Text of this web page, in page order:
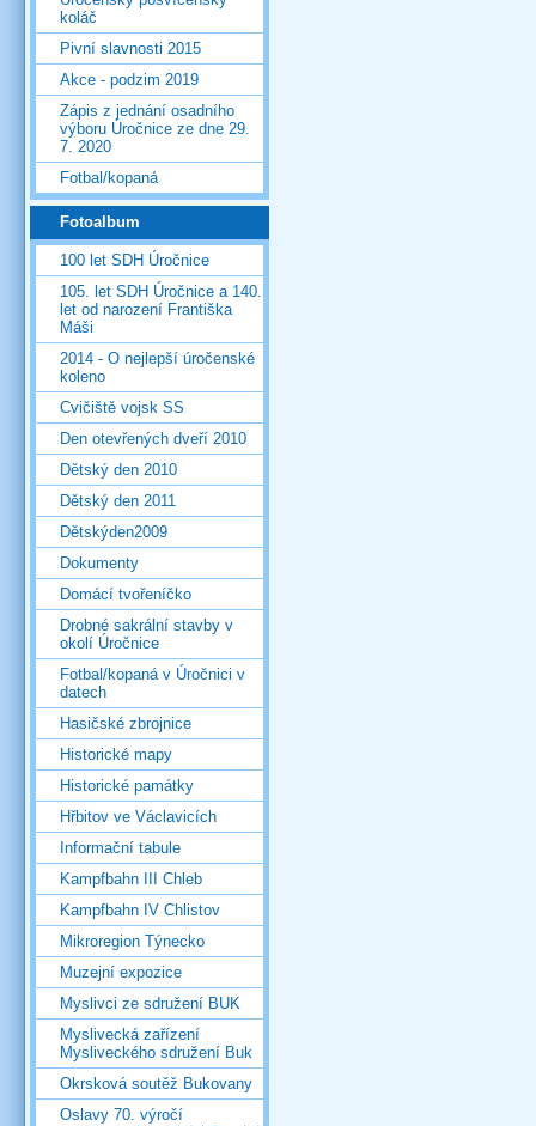
koláč
Pivní slavnosti 2015
Akce - podzim 2019
Zápis z jednání osadního
výboru Úročnice ze dne 29.
7. 2020
Fotbal/kopaná
Fotoalbum
100 let SDH Úročnice
105. let SDH Úročnice a 140.
let od narození Františka
Máši
2014 - O nejlepší úročenské
koleno
Cvičiště vojsk SS
Den otevřených dveří 2010
Dětský den 2010
Dětský den 2011
Dětskýden2009
Dokumenty
Domácí tvořeníčko
Drobné sakrální stavby v
okolí Úročnice
Fotbal/kopaná v Úročnici v
datech
Hasičské zbrojnice
Historické mapy
Historické památky
Hřbitov ve Václavicích
Informační tabule
Kampfbahn III Chleb
Kampfbahn IV Chlistov
Mikroregion Týnecko
Muzejní expozice
Myslivci ze sdružení BUK
Myslivecká zařízení
Mysliveckého sdružení Buk
Okrsková soutěž Bukovany
Oslavy 70. výročí